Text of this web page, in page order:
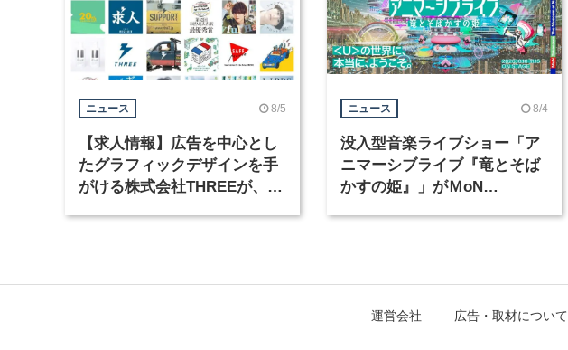
ニュース 8/5
【求人情報】広告を中心とし
たグラフィックデザインを手
がける株式会社THREEが、グ
ニュース 8/4
没入型音楽ライブショー「ア
ニマーシブライブ『竜とそば
かすの姫』」がＭoN
運営会社 広告・取材について